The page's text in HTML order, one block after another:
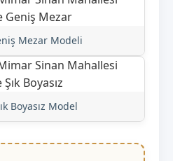
Mezar Modeli
Boyasız Model